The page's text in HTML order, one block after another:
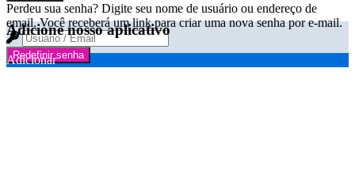
Perdeu sua senha? Digite seu nome de usuário ou endereço de
email. Você receberá um link para criar uma nova senha por e-mail.
Redefinir senha
Adicione nosso aplicativo
Adicionar